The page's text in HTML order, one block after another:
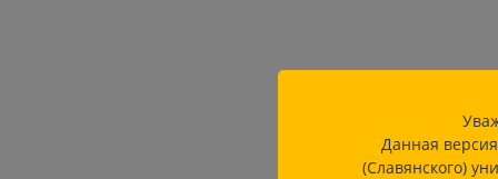
Данная
(Славянского)